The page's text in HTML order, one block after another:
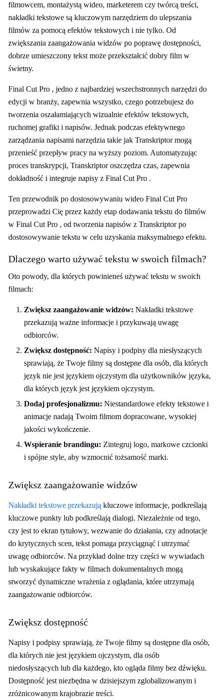
filmowcem, montażystą wideo, marketerem czy twórcą treści,
nakładki tekstowe są kluczowym narzędziem do ulepszania
filmów za pomocą efektów tekstowych i nie tylko. Od
zwiększania zaangażowania widzów po poprawę dostępności,
dobrze umieszczony tekst może przekształcić dobry film w
świetny.
Final Cut Pro , jedno z najbardziej wszechstronnych narzędzi do
edycji w branży, zapewnia wszystko, czego potrzebujesz do
tworzenia oszałamiających wizualnie efektów tekstowych,
ruchomej grafiki i napisów. Jednak podczas efektywnego
zarządzania napisami narzędzia takie jak Transkriptor mogą
przenieść przepływ pracy na wyższy poziom. Automatyzując
proces transkrypcji, Transkriptor oszczędza czas, zapewnia
dokładność i integruje napisy z Final Cut Pro .
Ten przewodnik po dostosowywaniu wideo Final Cut Pro
przeprowadzi Cię przez każdy etap dodawania tekstu do filmów
w Final Cut Pro , od tworzenia napisów z Transkriptor po
dostosowywanie tekstu w celu uzyskania maksymalnego efektu.
Dlaczego warto używać tekstu w swoich filmach?
Oto powody, dla których powinieneś używać tekstu w swoich
filmach:
Zwiększ zaangażowanie widzów: Nakładki tekstowe
przekazują ważne informacje i przykuwają uwagę
odbiorców.
Zwiększ dostępność: Napisy i podpisy dla niesłyszących
sprawiają, że Twoje filmy są dostępne dla osób, dla których
język nie jest językiem ojczystym dla użytkowników języka,
dla których język jest językiem ojczystym.
Dodaj profesjonalizmu: Niestandardowe efekty tekstowe i
animacje nadają Twoim filmom dopracowane, wysokiej
jakości wykończenie.
Wspieranie brandingu: Zintegruj logo, markowe czcionki
i spójne style, aby wzmocnić tożsamość marki.
Zwiększ zaangażowanie widzów
Nakładki tekstowe przekazują kluczowe informacje, podkreślają
kluczowe punkty lub podkreślają dialogi. Niezależnie od tego,
czy jest to ekran tytułowy, wezwanie do działania, czy adnotacje
do krytycznych scen, tekst pomaga przyciągnąć i utrzymać
uwagę odbiorców. Na przykład dolne trzy części w wywiadach
lub wyskakujące fakty w filmach dokumentalnych mogą
stworzyć dynamiczne wrażenia z oglądania, które utrzymają
zaangażowanie odbiorców.
Zwiększ dostępność
Napisy i podpisy sprawiają, że Twoje filmy są dostępne dla osób,
dla których nie jest językiem ojczystym, dla osób
niedosłyszących lub dla każdego, kto ogląda filmy bez dźwięku.
Dostępność jest niezbędna w dzisiejszym zglobalizowanym i
zróżnicowanym krajobrazie treści.